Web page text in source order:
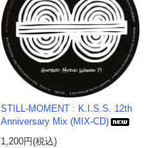
STILL-MOMENT : K.I.S.S. 12th
Anniversary Mix (MIX-CD)
1,200円(税込)